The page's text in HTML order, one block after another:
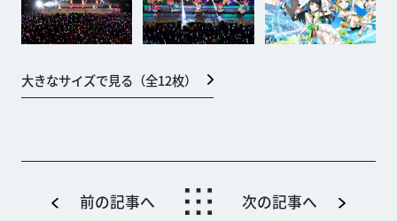
大きなサイズで見る（全12枚）
前の記事へ 次の記事へ